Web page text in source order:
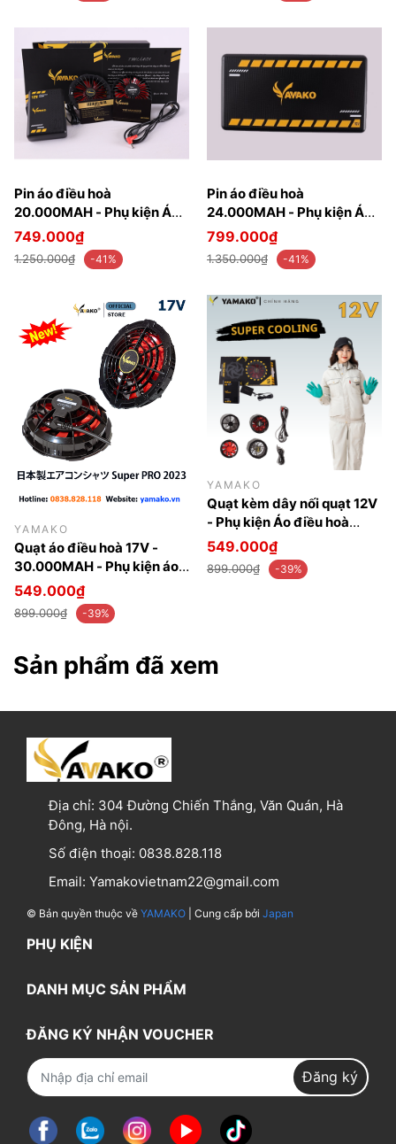
Pin áo điều hoà
20.000MAH - Phụ kiện Áo
Điều Hoà Yamako Nhật Bản
749.000₫
1.250.000₫ -41%
Pin áo điều hoà
24.000MAH - Phụ kiện Áo
Điều Hoà Yamako Nhật Bản
799.000₫
1.350.000₫ -41%
YAMAKO
Quạt áo điều hoà 17V -
30.000MAH - Phụ kiện áo
điều hoà Yamako Nhật Bản
549.000₫
899.000₫ -39%
YAMAKO
Quạt kèm dây nối quạt 12V
- Phụ kiện Áo điều hoà
Yamako 12V - 20.000MAH
549.000₫
899.000₫ -39%
Sản phẩm đã xem
Địa chỉ: 304 Đường Chiến Thắng, Văn Quán, Hà
Đông, Hà nội.
Số điện thoại: 0838.828.118
Email: Yamakovietnam22@gmail.com
© Bản quyền thuộc về YAMAKO | Cung cấp bởi Japan
PHỤ KIỆN
DANH MỤC SẢN PHẨM
ĐĂNG KÝ NHẬN VOUCHER
Đăng ký